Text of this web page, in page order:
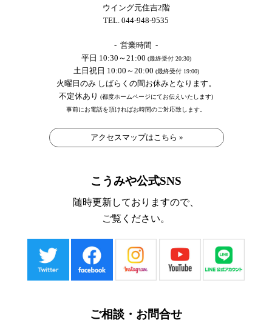
ウイング元住吉2階
TEL. 044-948-9535
- 営業時間 -
平日 10:30～21:00 (最終受付 20:30)
土日祝日 10:00～20:00 (最終受付 19:00)
火曜日のみ しばらくの間お休みとなります。
不定休あり (都度ホームページにてお伝えいたします)
事前にお電話を頂ければお時間のご対応致します。
アクセスマップはこちら »
こうみや公式SNS
随時更新しておりますので、
ご覧ください。
ご相談・お問合せ